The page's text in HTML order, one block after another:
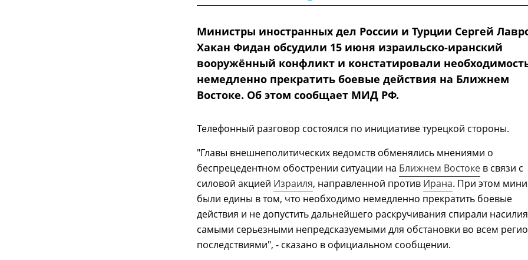
Министры иностранных дел России и Турции Сергей
Хакан Фидан обсудили 15 июня израильско-иранский
вооружённый конфликт и констатировали
немедленно прекратить боевые действия на Ближнем
Востоке. Об этом сообщает МИД РФ.
Телефонный разговор состоялся по инициативе турецкой стороны.
"Главы внешнеполитических ведомств обменялись мнениями о
беспрецедентном обострении ситуации на Ближнем Востоке в связи с
силовой акцией Израиля, направленной против Ирана. При этом
были едины в том, что необходимо немедленно прекратить боевые
действия и не допустить дальнейшего раскручивания спирали
самыми серьезными непредсказуемыми для обстановки во всем
последствиями", - сказано в официальном сообщении.